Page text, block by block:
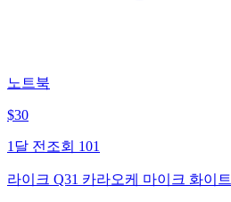
노트북
$30
1달 전 조회 101
라이크 Q31 카라오케 마이크 화이트